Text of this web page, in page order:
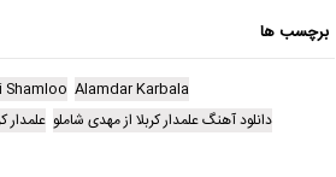
برچسب ها
Alamdar Karbala
Shamloo
دانلود آهنگ علمدار کربلا از مهدی شاملو علمدار